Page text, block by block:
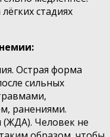
стадиях
Острая форма
сильных
ранениями.
Человек не